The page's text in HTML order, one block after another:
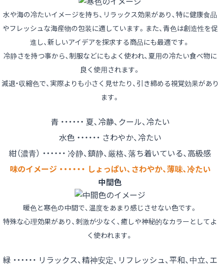
水や海の冷たいイメージを持ち、リラックス効果があり、特に健康食品
やフレッシュな海産物の包装に適しています。また、青色は創造性を促
進し、新しいアイデアを探求する商品にも最適です。
冷静さを持つ事から、制服などにもよく使われ、夏用の冷たい食べ物に
良く使用されます。
減退・収縮色で、実際よりも小さく見せたり、引き締める視覚効果があり
ます。
青 ・・・・・・ 夏、冷静、クール、冷たい
水色 ・・・・・・ さわやか、冷たい
紺（濃青） ・・・・・・ 冷静、鎮静、厳格、落ち着いている、高級感
味のイメージ ・・・・・・ しょっぱい、さわやか、薄味、冷たい
中間色
暖色と寒色の中間で、温度をあまり感じさせない色です。
特殊な心理効果があり、刺激が少なく、癒しや神秘的なカラーとしてよ
く使われます。
緑 ・・・・・・ リラックス、精神安定、リフレッシュ、平和、中立、エ